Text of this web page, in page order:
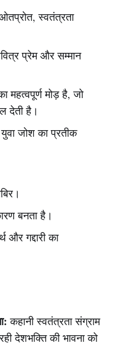
स्वतंत्रता
प्रेम और सम्मान
महत्वपूर्ण मोड़ है, जो
देती है।
जोश का प्रतीक
बनता है।
और गद्दारी का
कहानी स्वतंत्रता संग्राम
देशभक्ति की भावना को